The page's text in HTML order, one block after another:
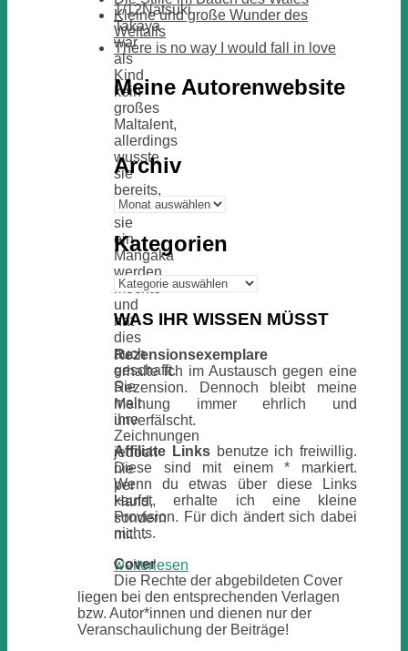
1/12Natsuki
Takaya
war
als
Kind
kein
großes
Maltalent,
allerdings
wusste
sie
bereits,
dass
sie
ein
Mangaka
werden
möchte
und
hat
dies
auch
geschafft.
Sie
malt
ihre
Zeichnungen
jedoch
nie
per
Hand,
sondern
mit…
weiterlesen
Kleine und große Wunder des
Weltalls
There is no way I would fall in love
Meine Autorenwebsite
Archiv
Archiv
Kategorien
Kategorien
WAS IHR WISSEN MÜSST
Rezensionsexemplare
erhalte ich im Austausch gegen eine
Rezension. Dennoch bleibt meine
Meinung immer ehrlich und
unverfälscht.
Affiliate Linksbenutze ich freiwillig.
Diese sind mit einem * markiert.
Wenn du etwas über diese Links
kaufst, erhalte ich eine kleine
Provision. Für dich ändert sich dabei
nichts.
Cover
Die Rechte der abgebildeten Cover
liegen bei den entsprechenden Verlagen
bzw. Autor*innen und dienen nur der
Veranschaulichung der Beiträge!